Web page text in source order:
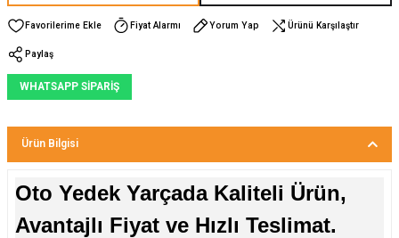
Fiyat Alarmı Yorum Yap Ürünü Karşılaştır
Paylaş
WHATSAPP SİPARİŞ
Ürün Bilgisi
Oto Yedek Yarçada Kaliteli Ürün,
Avantajlı Fiyat ve Hızlı Teslimat.